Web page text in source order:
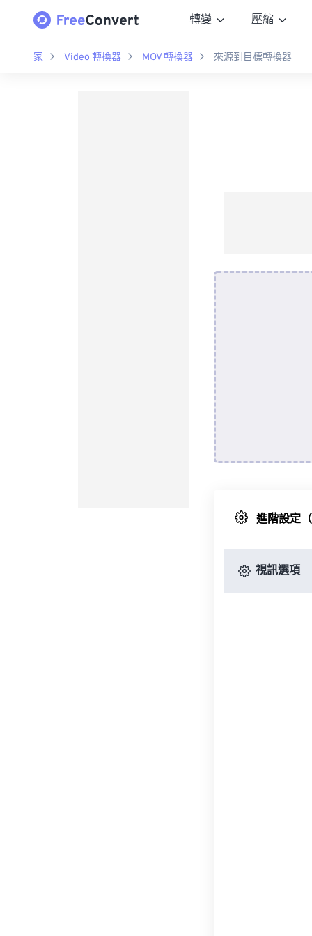
轉變 壓縮
家 Video 轉換器 MOV 轉換器 來源到目標轉換器
進階設定
視訊選項